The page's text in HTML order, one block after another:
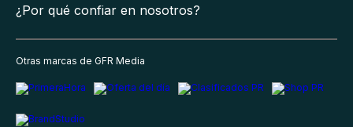
¿Por qué confiar en nosotros?
Otras marcas de GFR Media